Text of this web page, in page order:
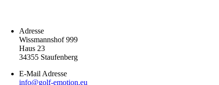
Adresse
Wissmannshof 999
Haus 23
34355 Staufenberg
E-Mail Adresse
info@golf-emotion.eu